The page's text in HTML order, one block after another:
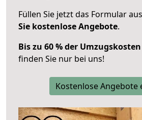
Füllen Sie jetzt das Formular
Sie kostenlose Angebote.
Bis zu 60 % der
finden Sie nur bei uns!
Kostenlose Angebote